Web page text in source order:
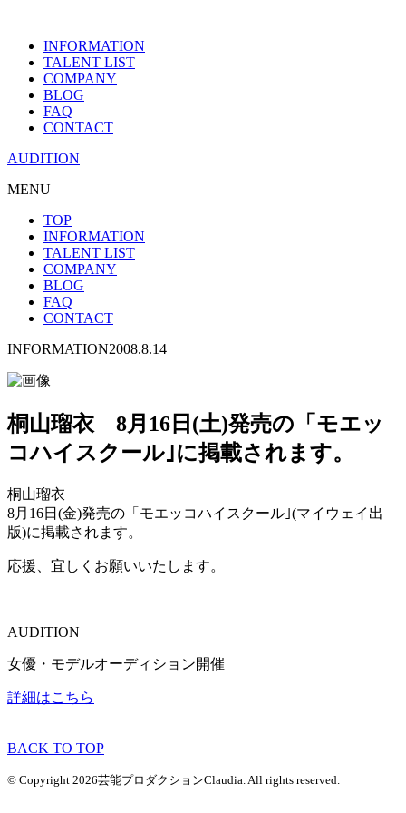
INFORMATION
TALENT LIST
COMPANY
BLOG
FAQ
CONTACT
AUDITION
MENU
TOP
INFORMATION
TALENT LIST
COMPANY
BLOG
FAQ
CONTACT
INFORMATION2008.8.14
桐山瑠衣 8月16日(土)発売の「モエッ
コハイスクール｣に掲載されます。
桐山瑠衣
8月16日(金)発売の「モエッコハイスクール｣(マイウェイ出
版)に掲載されます。
応援、宜しくお願いいたします。
AUDITION
女優・モデルオーディション開催
詳細はこちら
BACK TO TOP
© Copyright 2026芸能プロダクションClaudia. All rights reserved.